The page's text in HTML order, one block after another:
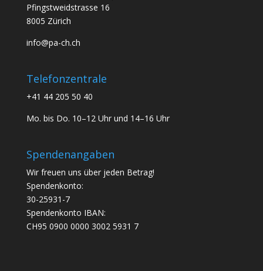
Pfingstweidstrasse 16
8005 Zürich
info@pa-ch.ch
Telefonzentrale
+41 44 205 50 40
Mo. bis Do. 10–12 Uhr und 14–16 Uhr
Spendenangaben
Wir freuen uns über jeden Betrag!
Spendenkonto:
30-25931-7
Spendenkonto IBAN:
CH95 0900 0000 3002 5931 7